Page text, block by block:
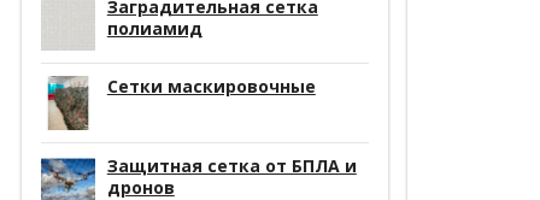
Заградительная сетка
полиамид
Сетки маскировочные
Защитная сетка от БПЛА и
дронов